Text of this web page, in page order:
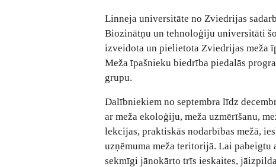
Linneja universitāte no Zviedrijas
Biozinātņu un tehnoloģiju universitāti
izveidota un pielietota Zviedrijas meža
Meža īpašnieku biedrība piedalās
grupu.
Dalībniekiem no septembra līdz
ar meža ekoloģiju, meža uzmērīšanu,
lekcijas, praktiskās nodarbības mežā,
uzņēmuma meža teritorijā. Lai pabeigtu
sekmīgi jānokārto trīs ieskaites,